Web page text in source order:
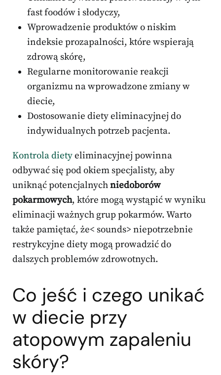
fast foodów i słodyczy,
Wprowadzenie produktów o niskim
indeksie prozapalności, które wspierają
zdrową skórę,
Regularne monitorowanie reakcji
organizmu na wprowadzone zmiany w
diecie,
Dostosowanie diety eliminacyjnej do
indywidualnych potrzeb pacjenta.
Kontrola dietyeliminacyjnej powinna
odbywać się pod okiem specjalisty, aby
uniknąć potencjalnychniedoborów
pokarmowych, które mogą wystąpić w wyniku
eliminacji ważnych grup pokarmów. Warto
także pamiętać, że< sounds> niepotrzebnie
restrykcyjne diety mogą prowadzić do
dalszych problemów zdrowotnych.
Co jeść i czego unikać
w diecie przy
atopowym zapaleniu
skóry?